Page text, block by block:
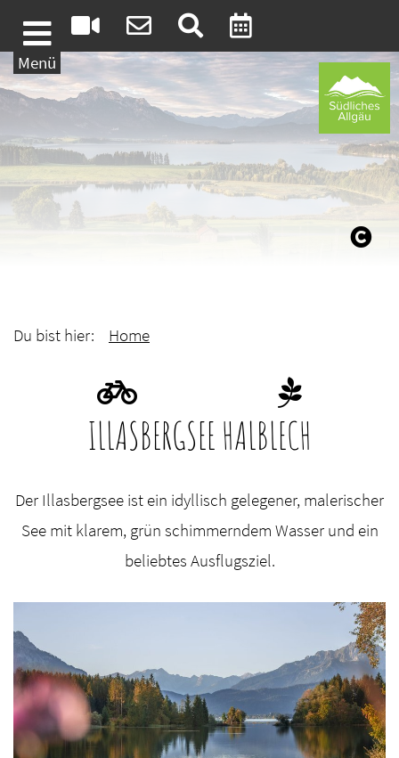
Weiter zum Inhalt
Menü
Du bist hier: Home
ILLASBERGSEE HALBLECH
Der Illasbergsee ist ein idyllisch gelegener, malerischer
See mit klarem, grün schimmerndem Wasser und ein
beliebtes Ausflugsziel.